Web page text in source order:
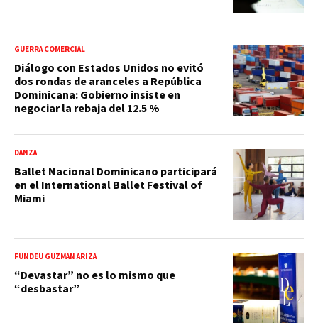
GUERRA COMERCIAL
Diálogo con Estados Unidos no evitó
dos rondas de aranceles a República
Dominicana: Gobierno insiste en
negociar la rebaja del 12.5 %
DANZA
Ballet Nacional Dominicano participará
en el International Ballet Festival of
Miami
FUNDÉU GUZMÁN ARIZA
“Devastar” no es lo mismo que
“desbastar”